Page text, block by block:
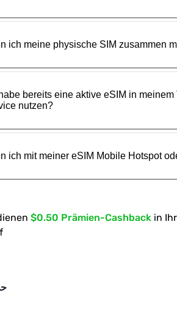
ich meine physische SIM zusammen
bereits eine aktive eSIM in
nutzen?
ich mit meiner eSIM Mobile Hotspot
$0.50 Prämien-Cashback in